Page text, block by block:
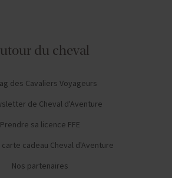
du cheval
des Cavaliers Voyageurs
de Cheval d'Aventure
Prendre sa licence FFE
cadeau Cheval d'Aventure
Nos partenaires